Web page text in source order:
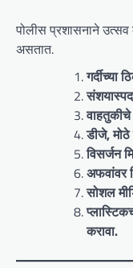
पोलीस प्रशासनाने
असतात.
डीजे,
विसर्जन
अफवांवर
सोशल
करावा.